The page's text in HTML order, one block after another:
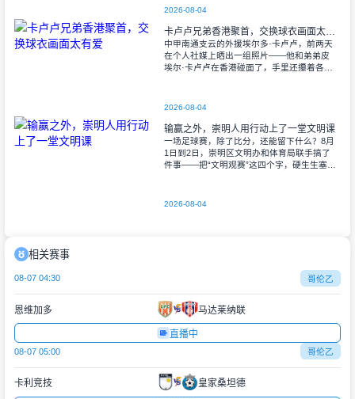
方
2026-08-04
卡卢卢兄弟香港聚首，交换球衣画面太有爱
中甲南通支云的外援埃尔多·卡卢卢，前两天
在个人社媒上晒出一组照片——他和弟弟皮
埃尔·卡卢卢在香港碰面了，手里还攥着各自
2026-08-04
输赢之外，崇明人用行动上了一堂文明课
一场足球赛，除了比分，还能留下什么？8月
1日到2日，崇明区文明办和体育局联手搞了
件事——把“文明观赛”这四个字，硬生生塞进
2026-08-04
相关赛事
08-07 04:30 哥伦乙
恩维加多 马达莱纳联
直播中
08-07 05:00 哥伦乙
卡利竞技 皇家桑坦德